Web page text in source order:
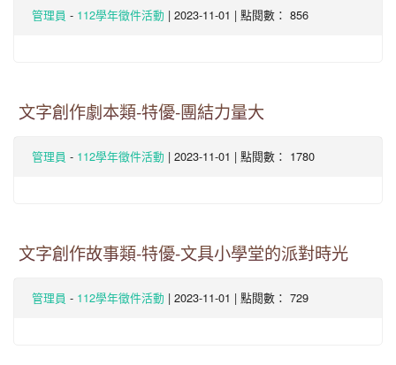
管理員 - 112學年徵件活動 | 2023-11-01 | 點閱數： 856
文字創作劇本類-特優-團結力量大
管理員 - 112學年徵件活動 | 2023-11-01 | 點閱數： 1780
文字創作故事類-特優-文具小學堂的派對時光
管理員 - 112學年徵件活動 | 2023-11-01 | 點閱數： 729